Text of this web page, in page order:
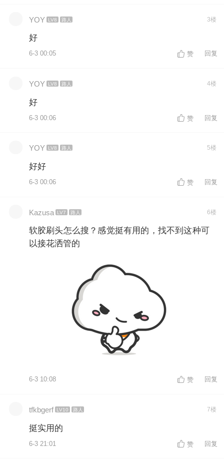
YOY LV8 路人 3楼
好
6-3 00:05 赞 回复
YOY LV8 路人 4楼
好
6-3 00:06 赞 回复
YOY LV8 路人 5楼
好好
6-3 00:06 赞 回复
Kazusa LV7 路人 6楼
软胶刷头怎么搜？感觉挺有用的，找不到这种可
以接花洒管的
6-3 10:08 赞 回复
tfkbgerf LV10 路人 7楼
挺实用的
6-3 21:01 赞 回复